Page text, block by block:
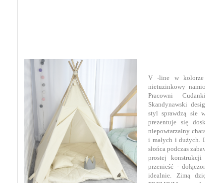
V -line w kolorze
nietuzinkowy namiot
Pracowni Cudanki
Skandynawski design,
styl sprawdzą sie w
prezentuje się
niepowtarzalny charakter.
i małych i dużych. Latem
słońca podczas zabaw na
prostej konstrukcji
przenieść - dołączony
idealnie. Zimą dzięki